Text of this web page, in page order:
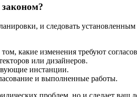
и следовать
какие изменения требуют
или дизайнеров.
инстанции.
и выполненные работы.
проблем, но и сделает